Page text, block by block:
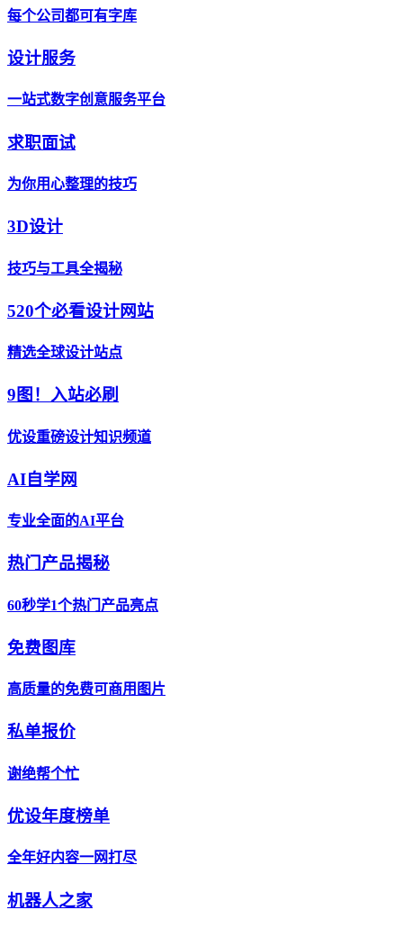
每个公司都可有字库
设计服务
一站式数字创意服务平台
求职面试
为你用心整理的技巧
3D设计
技巧与工具全揭秘
520个必看设计网站
精选全球设计站点
9图！入站必刷
优设重磅设计知识频道
AI自学网
专业全面的AI平台
热门产品揭秘
60秒学1个热门产品亮点
免费图库
高质量的免费可商用图片
私单报价
谢绝帮个忙
优设年度榜单
全年好内容一网打尽
机器人之家